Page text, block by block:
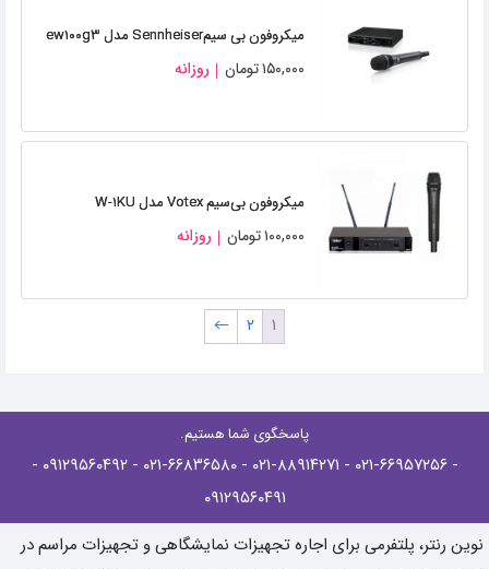
میکروفون بی سیمSennheiser مدل ew۱۰۰g۳
۱۵۰,۰۰۰تومان روزانه
میکروفون بی‌سیم Votex مدل W-۱KU
۱۰۰,۰۰۰تومان روزانه
۱ ۲ ←
پاسخگوی شما هستیم.
- ۰۲۱-۶۶۹۵۷۲۵۶ - ۰۲۱-۸۸۹۱۴۲۷۱ - ۰۲۱-۶۶۸۳۶۵۸۰ - ۰۹۱۲۹۵۶۰۴۹۲
-
۰۹۱۲۹۵۶۰۴۹۱
نوین رنتر، پلتفرمی برای اجاره تجهیزات نمایشگاهی و تجهیزات مراسم در